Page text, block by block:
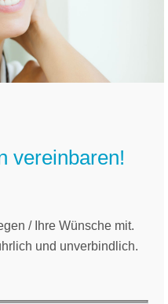
vereinbaren!
/ Ihre Wünsche mit.
und unverbindlich.